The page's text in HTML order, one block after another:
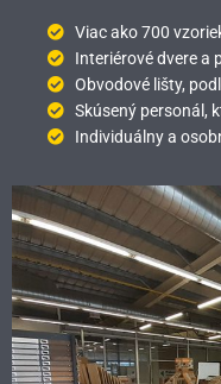
Viac ako 700
Interiérové dvere a
Obvodové lišty,
Skúsený personál,
Individuálny a